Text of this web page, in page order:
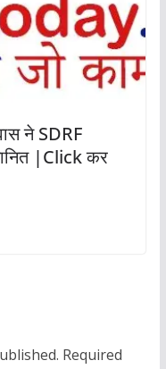
ने SDRF
|Click कर
Required